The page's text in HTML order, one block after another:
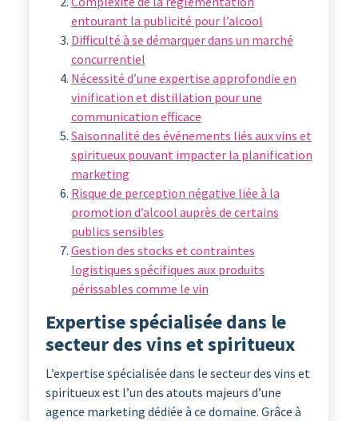
entourant la publicité pour l’alcool
Difficulté à se démarquer dans un marché
concurrentiel
Nécessité d’une expertise approfondie en
vinification et distillation pour une
communication efficace
Saisonnalité des événements liés aux vins et
spiritueux pouvant impacter la planification
marketing
Risque de perception négative liée à la
promotion d’alcool auprès de certains
publics sensibles
Gestion des stocks et contraintes
logistiques spécifiques aux produits
périssables comme le vin
Expertise spécialisée dans le
secteur des vins et spiritueux
L’expertise spécialisée dans le secteur des vins et
spiritueux est l’un des atouts majeurs d’une
agence marketing dédiée à ce domaine. Grâce à